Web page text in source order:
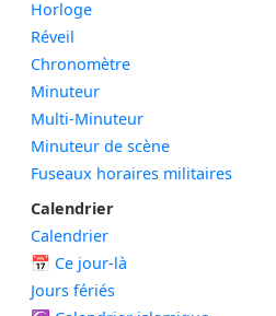
Horloge
Réveil
Chronomètre
Minuteur
Multi-Minuteur
Minuteur de scène
Fuseaux horaires militaires
Calendrier
Calendrier
📅 Ce jour-là
Jours fériés